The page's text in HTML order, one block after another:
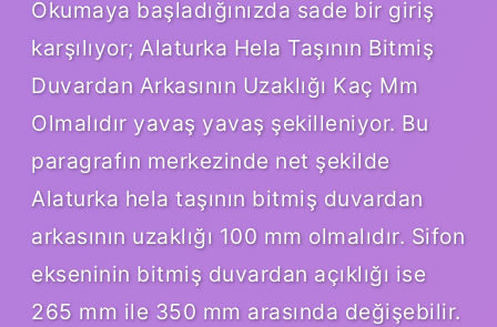
Okumaya başladığınızda sade bir giriş
karşılıyor; Alaturka Hela Taşının Bitmiş
Duvardan Arkasının Uzaklığı Kaç Mm
Olmalıdır yavaş yavaş şekilleniyor. Bu
paragrafın merkezinde net şekilde
Alaturka hela taşının bitmiş duvardan
arkasının uzaklığı 100 mm olmalıdır. Sifon
ekseninin bitmiş duvardan açıklığı ise
265 mm ile 350 mm arasında değişebilir.